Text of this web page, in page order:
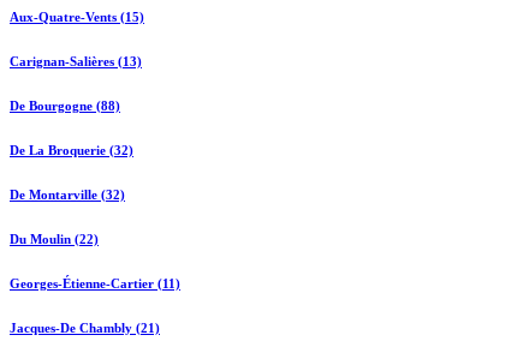
Aux-Quatre-Vents (15)
Carignan-Salières (13)
De Bourgogne (88)
De La Broquerie (32)
De Montarville (32)
Du Moulin (22)
Georges-Étienne-Cartier (11)
Jacques-De Chambly (21)